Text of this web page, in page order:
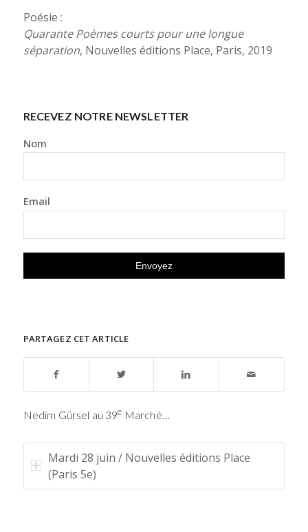
Poésie :
Quarante Poèmes courts pour une longue
séparation, Nouvelles éditions Place, Paris, 2019
RECEVEZ NOTRE NEWSLETTER
Nom
Email
PARTAGEZ CET ARTICLE
Nedim Gürsel au 39e Marché…
Mardi 28 juin / Nouvelles éditions Place
(Paris 5e)